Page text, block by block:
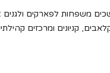
לפארקים ולגנים
קניונים ומרכזים